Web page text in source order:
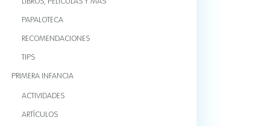
PAPALOTECA
RECOMENDACIONES
TIPS
PRIMERA INFANCIA
ACTIVIDADES
ARTÍCULOS